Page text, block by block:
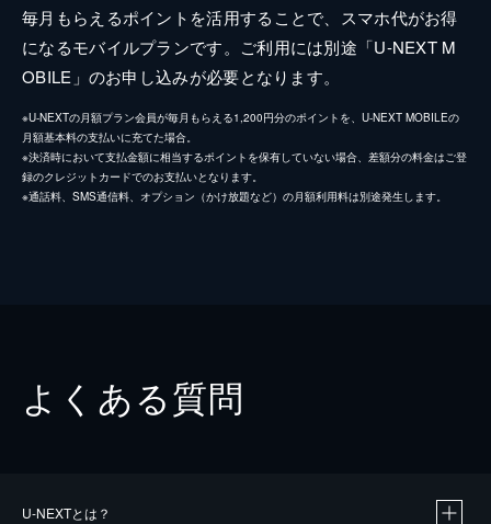
毎月もらえるポイントを活用することで、スマホ代がお得
になるモバイルプランです。ご利用には別途「U-NEXT M
OBILE」のお申し込みが必要となります。
※U-NEXTの月額プラン会員が毎月もらえる1,200円分のポイントを、U-NEXT MOBILEの
月額基本料の支払いに充てた場合。
※決済時において支払金額に相当するポイントを保有していない場合、差額分の料金はご登
録のクレジットカードでのお支払いとなります。
※通話料、SMS通信料、オプション（かけ放題など）の月額利用料は別途発生します。
よくある質問
U-NEXTとは？